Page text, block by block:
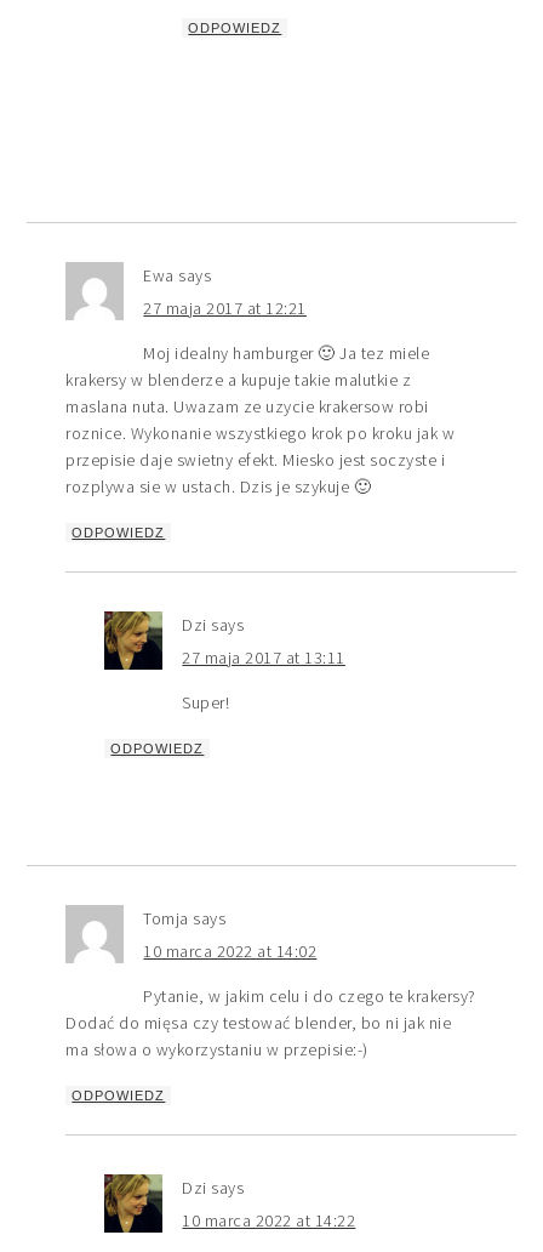
ODPOWIEDZ
Ewa says
27 maja 2017 at 12:21
Moj idealny hamburger 🙂 Ja tez miele
krakersy w blenderze a kupuje takie malutkie z
maslana nuta. Uwazam ze uzycie krakersow robi
roznice. Wykonanie wszystkiego krok po kroku jak w
przepisie daje swietny efekt. Miesko jest soczyste i
rozplywa sie w ustach. Dzis je szykuje 🙂
ODPOWIEDZ
Dzi says
27 maja 2017 at 13:11
Super!
ODPOWIEDZ
Tomja says
10 marca 2022 at 14:02
Pytanie, w jakim celu i do czego te krakersy?
Dodać do mięsa czy testować blender, bo ni jak nie
ma słowa o wykorzystaniu w przepisie:-)
ODPOWIEDZ
Dzi says
10 marca 2022 at 14:22